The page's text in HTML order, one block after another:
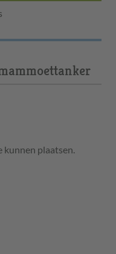
kunnen plaatsen.